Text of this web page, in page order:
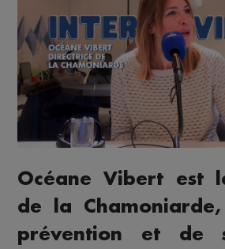
Océane Vibert est
de la
prévention et de